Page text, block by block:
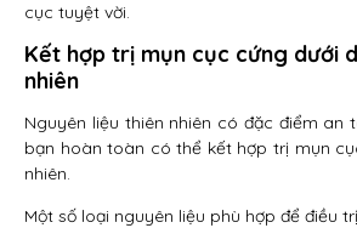
cục tuyệt vời.
Kết hợp trị mụn cục cứng dưới
nhiên
Nguyên liệu thiên nhiên có đặc điểm an
bạn hoàn toàn có thể kết hợp trị mụn
nhiên.
Một số loại nguyên liệu phù hợp để điều